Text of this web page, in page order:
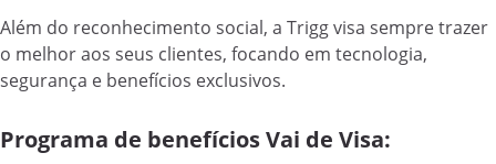
Além do reconhecimento social, a Trigg visa sempre trazer
o melhor aos seus clientes, focando em tecnologia,
segurança e benefícios exclusivos.
Programa de benefícios Vai de Visa: